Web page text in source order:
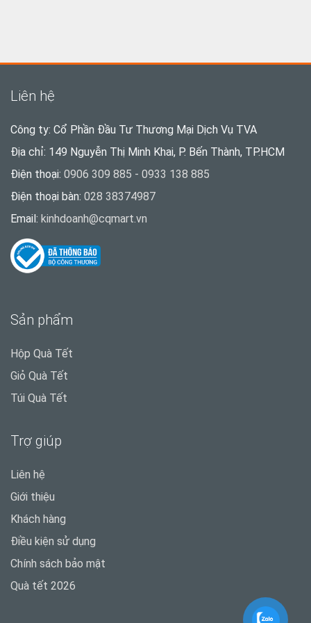
Liên hệ
Công ty: Cổ Phần Đầu Tư Thương Mại Dịch Vụ TVA
Địa chỉ: 149 Nguyễn Thị Minh Khai, P. Bến Thành, TP.HCM
Điện thoại: 0906 309 885 - 0933 138 885
Điện thoại bàn: 028 38374987
Email: kinhdoanh@cqmart.vn
Sản phẩm
Hộp Quà Tết
Giỏ Quà Tết
Túi Quà Tết
Trợ giúp
Liên hệ
Giới thiệu
Khách hàng
Điều kiện sử dụng
Chính sách bảo mật
Quà tết 2026